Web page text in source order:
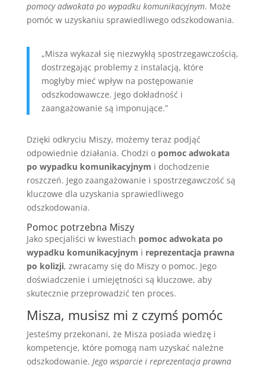
pomocy adwokata po wypadku komunikacyjnym. Może
pomóc w uzyskaniu sprawiedliwego odszkodowania.
„Misza wykazał się niezwykłą spostrzegawczością,
dostrzegając problemy z instalacją, które
mogłyby mieć wpływ na postępowanie
odszkodowawcze. Jego dokładność i
zaangażowanie są imponujące.”
Dzięki odkryciu Miszy, możemy teraz podjąć
odpowiednie działania. Chodzi o pomoc adwokata
po wypadku komunikacyjnym i dochodzenie
roszczeń. Jego zaangażowanie i spostrzegawczość są
kluczowe dla uzyskania sprawiedliwego
odszkodowania.
Pomoc potrzebna Miszy
Jako specjaliści w kwestiach pomoc adwokata po
wypadku komunikacyjnym i reprezentacja prawna
po kolizji, zwracamy się do Miszy o pomoc. Jego
doświadczenie i umiejętności są kluczowe, aby
skutecznie przeprowadzić ten proces.
Misza, musisz mi z czymś pomóc
Jesteśmy przekonani, że Misza posiada wiedzę i
kompetencje, które pomogą nam uzyskać należne
odszkodowanie. Jego wsparcie i reprezentacja prawna